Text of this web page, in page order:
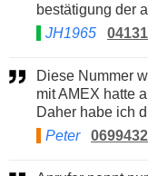
bestätigung der
JH1965
Diese Nummer wurde mir im Original Chatverauf den ich
mit AMEX hatte
Daher habe ich
Peter